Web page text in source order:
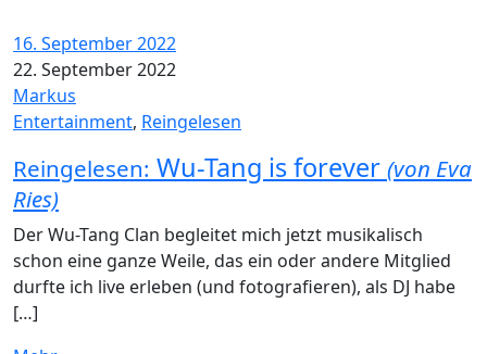
16. September 2022
22. September 2022
Markus
Entertainment, Reingelesen
Reingelesen: Wu-Tang is forever (von Eva
Ries)
Der Wu-Tang Clan begleitet mich jetzt musikalisch
schon eine ganze Weile, das ein oder andere Mitglied
durfte ich live erleben (und fotografieren), als DJ habe
[…]